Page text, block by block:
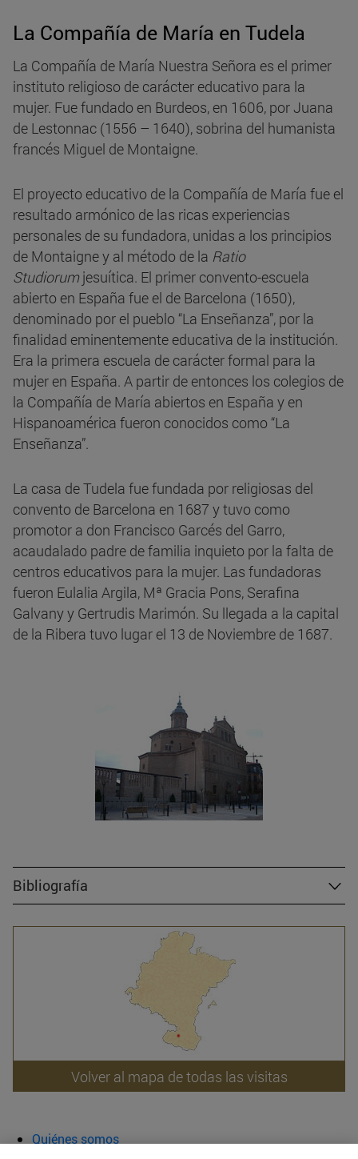
La Compañía de María en Tudela
La Compañía de María Nuestra Señora es el primer
instituto religioso de carácter educativo para la
mujer. Fue fundado en Burdeos, en 1606, por Juana
de Lestonnac (1556 – 1640), sobrina del humanista
francés Miguel de Montaigne.
El proyecto educativo de la Compañía de María fue el
resultado armónico de las ricas experiencias
personales de su fundadora, unidas a los principios
de Montaigne y al método de la Ratio
Studiorum jesuítica. El primer convento-escuela
abierto en España fue el de Barcelona (1650),
denominado por el pueblo “La Enseñanza”, por la
finalidad eminentemente educativa de la institución.
Era la primera escuela de carácter formal para la
mujer en España. A partir de entonces los colegios de
la Compañía de María abiertos en España y en
Hispanoamérica fueron conocidos como “La
Enseñanza”.
La casa de Tudela fue fundada por religiosas del
convento de Barcelona en 1687 y tuvo como
promotor a don Francisco Garcés del Garro,
acaudalado padre de familia inquieto por la falta de
centros educativos para la mujer. Las fundadoras
fueron Eulalia Argila, Mª Gracia Pons, Serafina
Galvany y Gertrudis Marimón. Su llegada a la capital
de la Ribera tuvo lugar el 13 de Noviembre de 1687.
Bibliografía
Volver al mapa de todas las visitas
Quiénes somos